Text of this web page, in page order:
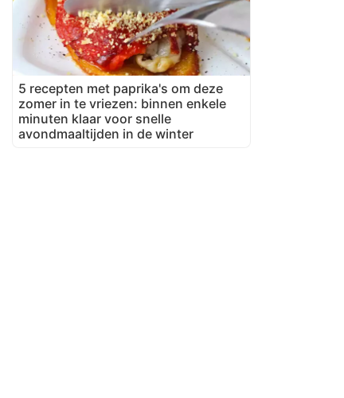
5 recepten met paprika's om deze
zomer in te vriezen: binnen enkele
minuten klaar voor snelle
avondmaaltijden in de winter